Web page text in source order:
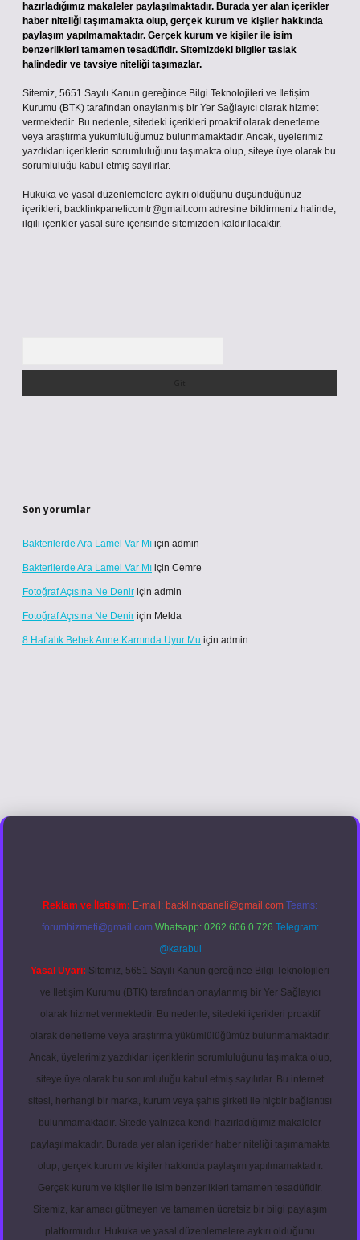
hazırladığımız makaleler paylaşılmaktadır. Burada yer alan içerikler
haber niteliği taşımamakta olup, gerçek kurum ve kişiler hakkında
paylaşım yapılmamaktadır. Gerçek kurum ve kişiler ile isim
benzerlikleri tamamen tesadüfidir. Sitemizdeki bilgiler taslak
halindedir ve tavsiye niteliği taşımazlar.
Sitemiz, 5651 Sayılı Kanun gereğince Bilgi Teknolojileri ve İletişim
Kurumu (BTK) tarafından onaylanmış bir Yer Sağlayıcı olarak hizmet
vermektedir. Bu nedenle, sitedeki içerikleri proaktif olarak denetleme
veya araştırma yükümlülüğümüz bulunmamaktadır. Ancak, üyelerimiz
yazdıkları içeriklerin sorumluluğunu taşımakta olup, siteye üye olarak bu
sorumluluğu kabul etmiş sayılırlar.
Hukuka ve yasal düzenlemelere aykırı olduğunu düşündüğünüz
içerikleri, backlinkpanelicomtr@gmail.com adresine bildirmeniz halinde,
ilgili içerikler yasal süre içerisinde sitemizden kaldırılacaktır.
Son yorumlar
Bakterilerde Ara Lamel Var Mı için admin
Bakterilerde Ara Lamel Var Mı için Cemre
Fotoğraf Açısına Ne Denir için admin
Fotoğraf Açısına Ne Denir için Melda
8 Haftalık Bebek Anne Karnında Uyur Mu için admin
giriş
Reklam ve İletişim: E-mail: backlinkpaneli@gmail.com Teams:
forumhizmeti@gmail.com Whatsapp: 0262 606 0 726 Telegram:
@karabul
Yasal Uyarı: Sitemiz, 5651 Sayılı Kanun gereğince Bilgi Teknolojileri
ve İletişim Kurumu (BTK) tarafından onaylanmış bir Yer Sağlayıcı
olarak hizmet vermektedir. Bu nedenle, sitedeki içerikleri proaktif
olarak denetleme veya araştırma yükümlülüğümüz bulunmamaktadır.
Ancak, üyelerimiz yazdıkları içeriklerin sorumluluğunu taşımakta olup,
siteye üye olarak bu sorumluluğu kabul etmiş sayılırlar. Bu internet
sitesi, herhangi bir marka, kurum veya şahıs şirketi ile hiçbir bağlantısı
bulunmamaktadır. Sitede yalnızca kendi hazırladığımız makaleler
paylaşılmaktadır. Burada yer alan içerikler haber niteliği taşımamakta
olup, gerçek kurum ve kişiler hakkında paylaşım yapılmamaktadır.
Gerçek kurum ve kişiler ile isim benzerlikleri tamamen tesadüfidir.
Sitemiz, kar amacı gütmeyen ve tamamen ücretsiz bir bilgi paylaşım
platformudur. Hukuka ve yasal düzenlemelere aykırı olduğunu